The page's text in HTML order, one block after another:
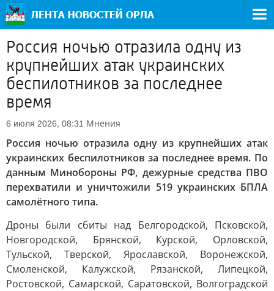
Россия ночью отразила одну из
крупнейших атак украинских
беспилотников за последнее
время
6 июля 2026, 08:31 Мнения
Россия ночью отразила одну из крупнейших атак
украинских беспилотников за последнее время. По
данным Минобороны РФ, дежурные средства ПВО
перехватили и уничтожили 519 украинских БПЛА
самолётного типа.
Дроны были сбиты над Белгородской, Псковской,
Новгородской, Брянской, Курской, Орловской,
Тульской, Тверской, Ярославской, Воронежской,
Смоленской, Калужской, Рязанской, Липецкой,
Ростовской, Самарской, Саратовской, Волгоградской